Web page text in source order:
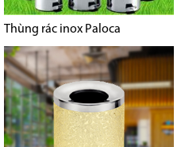
Thùng rác inox Paloca